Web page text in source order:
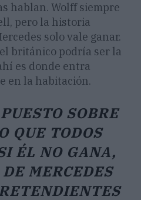
hablan. Wolff siempre
pero la historia
solo vale ganar.
británico podría ser la
es donde entra
en la habitación.
SOBRE
QUE TODOS
ÉL NO GANA,
MERCEDES